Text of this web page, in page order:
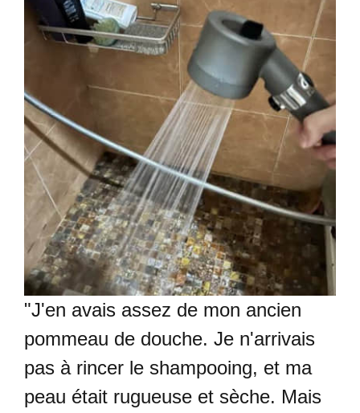
"J'en avais assez de mon ancien
pommeau de douche. Je n'arrivais
pas à rincer le shampooing, et ma
peau était rugueuse et sèche. Mais